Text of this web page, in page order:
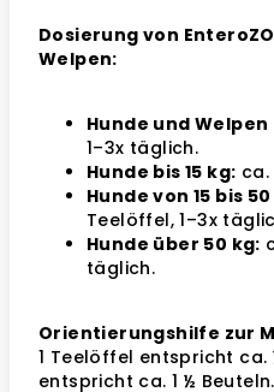
Dosierung von
Welpen:
Hunde und Welpen
1–3x täglich.
Hunde bis 15 kg: ca.
Hunde von 15 bis
Teelöffel, 1–3x
Hunde über 50 kg:
täglich.
Orientierungshilfe zur
1 Teelöffel entspricht ca.
entspricht ca. 1 ½ Beuteln.